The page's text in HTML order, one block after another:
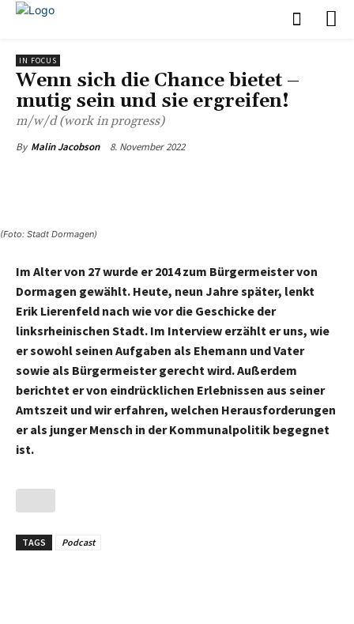
IN FOCUS
Wenn sich die Chance bietet –
mutig sein und sie ergreifen!
m/w/d (work in progress)
By Malin Jacobson 8. November 2022
(Foto: Stadt Dormagen)
Im Alter von 27 wurde er 2014 zum Bürgermeister von
Dormagen gewählt. Heute, neun Jahre später, lenkt
Erik Lierenfeld nach wie vor die Geschicke der
linksrheinischen Stadt. Im Interview erzählt er uns, wie
er sowohl seinen Aufgaben als Ehemann und Vater
sowie als Bürgermeister gerecht wird. Außerdem
berichtet er von eindrücklichen Erlebnissen aus seiner
Amtszeit und wir erfahren, welchen Herausforderungen
er als junger Mensch in der Kommunalpolitik begegnet
ist.
TAGS Podcast